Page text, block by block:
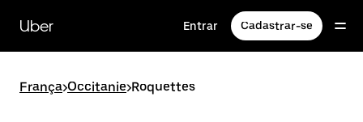
para
conteúdo
Uber Entrar Cadastrar-se
França>Occitanie>Roquettes